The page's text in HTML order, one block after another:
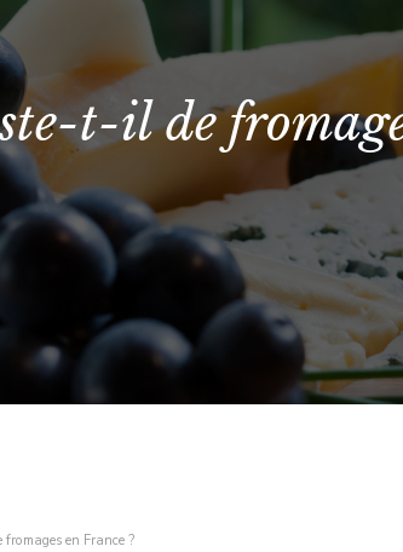
t-il de
en France ?